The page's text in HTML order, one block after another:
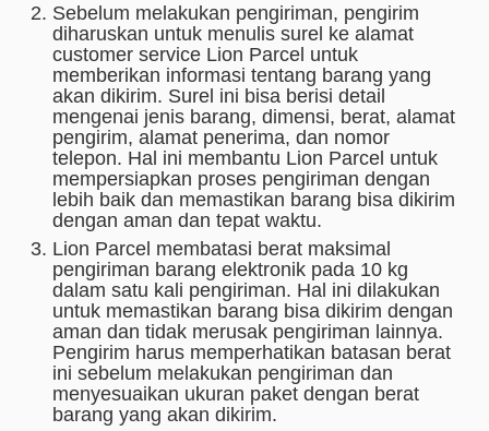
Sebelum melakukan pengiriman, pengirim
diharuskan untuk menulis surel ke alamat
customer service Lion Parcel untuk
memberikan informasi tentang barang yang
akan dikirim. Surel ini bisa berisi detail
mengenai jenis barang, dimensi, berat, alamat
pengirim, alamat penerima, dan nomor
telepon. Hal ini membantu Lion Parcel untuk
mempersiapkan proses pengiriman dengan
lebih baik dan memastikan barang bisa dikirim
dengan aman dan tepat waktu.
Lion Parcel membatasi berat maksimal
pengiriman barang elektronik pada 10 kg
dalam satu kali pengiriman. Hal ini dilakukan
untuk memastikan barang bisa dikirim dengan
aman dan tidak merusak pengiriman lainnya.
Pengirim harus memperhatikan batasan berat
ini sebelum melakukan pengiriman dan
menyesuaikan ukuran paket dengan berat
barang yang akan dikirim.